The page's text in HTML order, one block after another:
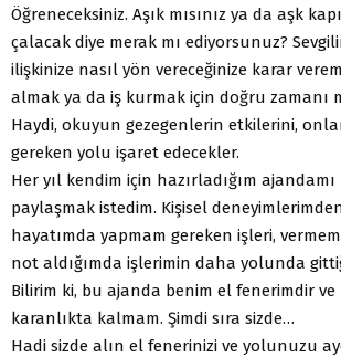
Öğreneceksiniz. Aşık mısınız ya da aşk
çalacak diye merak mı ediyorsunuz?
ilişkinize nasıl yön vereceğinize karar
almak ya da iş kurmak için doğru zamanı
Haydi, okuyun gezegenlerin etkilerini,
gereken yolu işaret edecekler.
Her yıl kendim için hazırladığım
paylaşmak istedim. Kişisel
hayatımda yapmam gereken işleri,
not aldığımda işlerimin daha yolunda
Bilirim ki, bu ajanda benim el fenerimdir
karanlıkta kalmam. Şimdi sıra sizde…
Hadi sizde alın el fenerinizi ve yolunuzu